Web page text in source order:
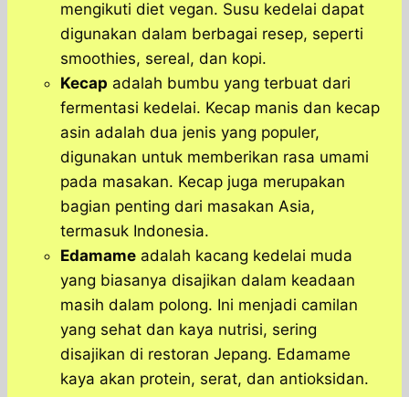
mengikuti diet vegan. Susu kedelai dapat
digunakan dalam berbagai resep, seperti
smoothies, sereal, dan kopi.
Kecap adalah bumbu yang terbuat dari
fermentasi kedelai. Kecap manis dan kecap
asin adalah dua jenis yang populer,
digunakan untuk memberikan rasa umami
pada masakan. Kecap juga merupakan
bagian penting dari masakan Asia,
termasuk Indonesia.
Edamame adalah kacang kedelai muda
yang biasanya disajikan dalam keadaan
masih dalam polong. Ini menjadi camilan
yang sehat dan kaya nutrisi, sering
disajikan di restoran Jepang. Edamame
kaya akan protein, serat, dan antioksidan.